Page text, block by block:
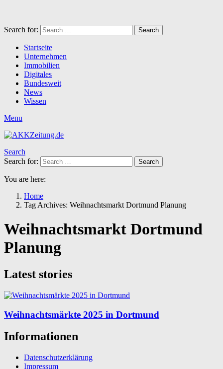
Search for: Search
Startseite
Unternehmen
Immobilien
Digitales
Bundesweit
News
Wissen
Menu
Search
Search for:
Search
You are here:
Home
Tag Archives: Weihnachtsmarkt Dortmund Planung
Weihnachtsmarkt Dortmund
Planung
Latest stories
Weihnachtsmärkte 2025 in Dortmund
Informationen
Datenschutzerklärung
Impressum